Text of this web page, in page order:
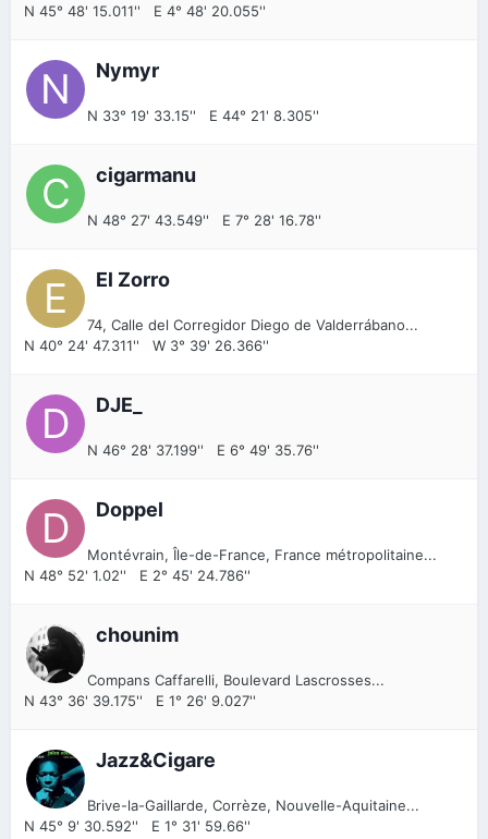
N 45° 48' 15.011'' E 4° 48' 20.055''
Nymyr
N 33° 19' 33.15'' E 44° 21' 8.305''
cigarmanu
N 48° 27' 43.549'' E 7° 28' 16.78''
El Zorro
74, Calle del Corregidor Diego de Valderrábano...
N 40° 24' 47.311'' W 3° 39' 26.366''
DJE_
N 46° 28' 37.199'' E 6° 49' 35.76''
Doppel
Montévrain, Île-de-France, France métropolitaine...
N 48° 52' 1.02'' E 2° 45' 24.786''
chounim
Compans Caffarelli, Boulevard Lascrosses...
N 43° 36' 39.175'' E 1° 26' 9.027''
Jazz&Cigare
Brive-la-Gaillarde, Corrèze, Nouvelle-Aquitaine...
N 45° 9' 30.592'' E 1° 31' 59.66''